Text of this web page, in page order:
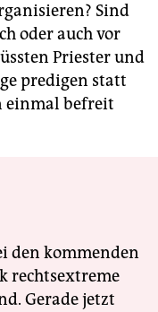
Sind
oder auch vor
Priester und
predigen statt
einmal befreit
den kommenden
rechtsextreme
Gerade jetzt